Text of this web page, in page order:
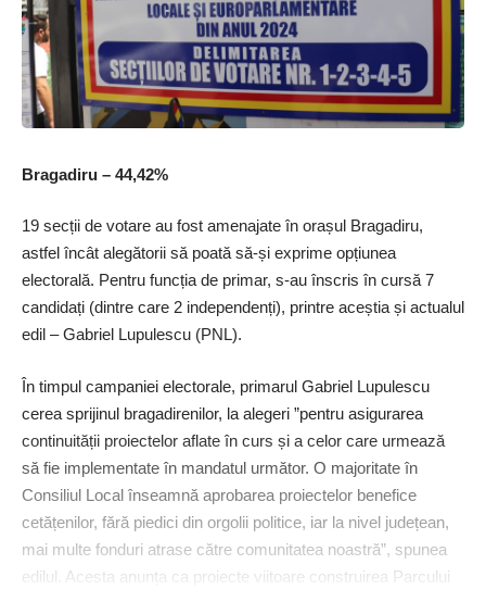
Bragadiru – 44,42%
19 secții de votare au fost amenajate în orașul Bragadiru,
astfel încât alegătorii să poată să-și exprime opțiunea
electorală. Pentru funcția de primar, s-au înscris în cursă 7
candidați (dintre care 2 independenți), printre aceștia și actualul
edil – Gabriel Lupulescu (PNL).
În timpul campaniei electorale, primarul Gabriel Lupulescu
cerea sprijinul bragadirenilor, la alegeri ”pentru asigurarea
continuității proiectelor aflate în curs și a celor care urmează
să fie implementate în mandatul următor. O majoritate în
Consiliul Local înseamnă aprobarea proiectelor benefice
cetățenilor, fără piedici din orgolii politice, iar la nivel județean,
mai multe fonduri atrase către comunitatea noastră”, spunea
edilul. Acesta anunța ca proiecte viitoare construirea Parcului